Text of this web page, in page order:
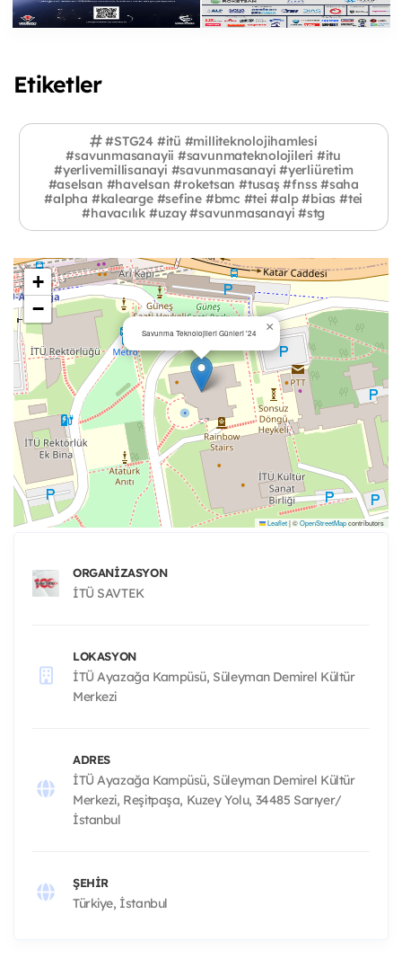
Etiketler
#STG24 #itü #milliteknolojihamlesi
#savunmasanayii #savunmateknolojileri #itu
#yerlivemillisanayi #savunmasanayi #yerliüretim
#aselsan #havelsan #roketsan #tusaş #fnss #saha
#alpha #kalearge #sefine #bmc #tei #alp #bias #tei
#havacılık #uzay #savunmasanayi #stg
Savunma Teknolojileri Günleri '24 ×
+
−
Leaflet|©OpenStreetMapcontributors
ORGANIZASYON
İTÜ SAVTEK
LOKASYON
İTÜ Ayazağa Kampüsü, Süleyman Demirel Kültür
Merkezi
ADRES
İTÜ Ayazağa Kampüsü, Süleyman Demirel Kültür
Merkezi, Reşitpaşa, Kuzey Yolu, 34485 Sarıyer/
İstanbul
ŞEHIR
Türkiye, İstanbul